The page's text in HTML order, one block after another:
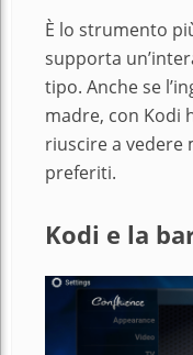
È lo strumento
supporta
tipo. Anche se
madre, con Kodi
riuscire a
preferiti.
Kodi e la